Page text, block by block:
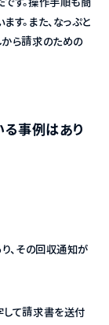
す。また、なっぷと
から請求のための
事例はあり
、その回収通知が
して請求書を送付